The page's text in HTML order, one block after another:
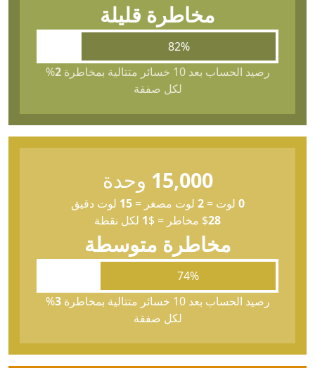
مخاطرة قليلة
82%
رصيد الحساب بعد 10 خسائر متتالية بمخاطرة
2
%
لكل صفقة
15,000 وحدة
0 لوت=
2 لوت مصغر=
15 لوت دقيق
$28 مخاطر =
$
1 لكل نقطة
مخاطرة متوسطة
74%
رصيد الحساب بعد 10 خسائر متتالية بمخاطرة
3
%
لكل صفقة